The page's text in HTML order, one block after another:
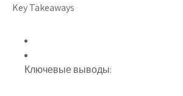
Key Takeaways
Ключевые выводы: